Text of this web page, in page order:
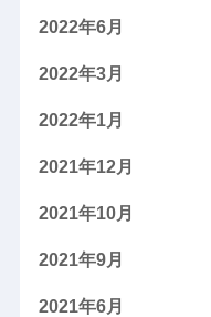
2022年6月
2022年3月
2022年1月
2021年12月
2021年10月
2021年9月
2021年6月